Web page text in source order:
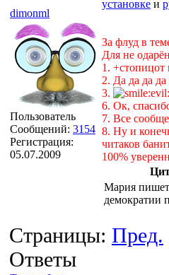
dimonml
Пользователь
Сообщений: 3154
Регистрация:
05.07.2009
установке и
За флуд в
Для не
1. +стопицот
2. Да да да
3.
6. Ок,
7. Все
8. Ну и
читаков
100%
Мария
демократии
Страницы: Пред.
Ответы